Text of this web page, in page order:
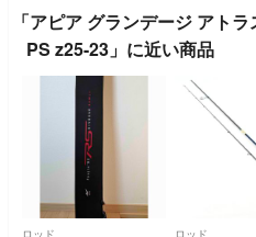
「アピア グランデージ アト
PS z25-23」に近い商品